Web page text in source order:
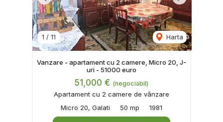
1 / 11 Harta
Vanzare - apartament cu 2 camere, Micro 20, J-
uri - 51000 euro
51,000 € (negociabil)
Apartament cu 2 camere de vânzare
Micro 20, Galati
50 mp 1981